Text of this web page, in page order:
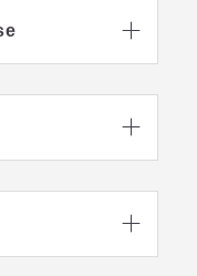


